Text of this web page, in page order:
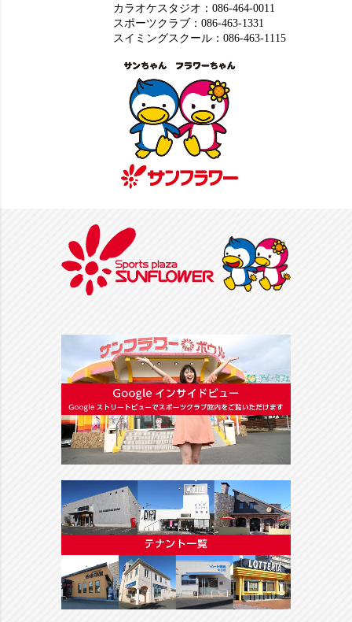
カラオケスタジオ：086-464-0011
スポーツクラブ：086-463-1331
スイミングスクール：086-463-1115